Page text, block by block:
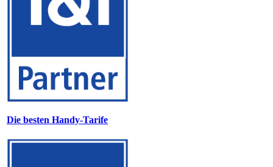
Die besten Handy-Tarife